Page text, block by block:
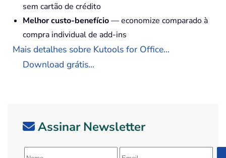
sem cartão de crédito
Melhor custo-benefício— economize comparado à
compra individual de add-ins
Mais detalhes sobre Kutools for Office...
Download grátis...
Assinar Newsletter